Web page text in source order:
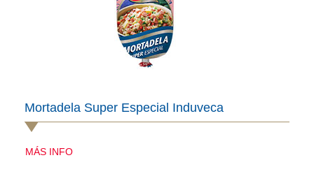
Mortadela Super Especial Induveca
MÁS INFO